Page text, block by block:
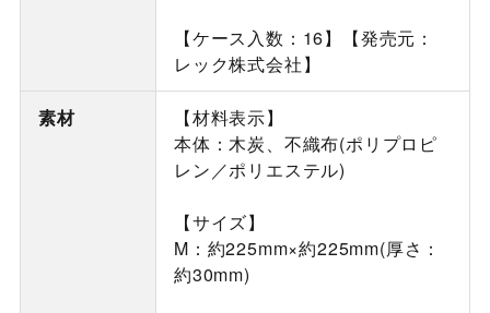
【ケース入数：16】【発売元：
レック株式会社】
素材
【材料表示】
本体：木炭、不織布(ポリプロピ
レン／ポリエステル)
【サイズ】
M：約225mm×約225mm(厚さ：
約30mm)